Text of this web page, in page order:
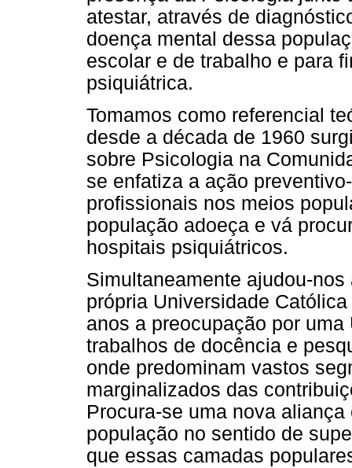
atestar, através de
doença mental dessa
escolar e de trabalho e para
psiquiátrica.
Tomamos como referencial
desde a década de 1960
sobre Psicologia na
se enfatiza a ação
profissionais nos meios
população adoeça e vá
hospitais psiquiátricos.
Simultaneamente ajudou-
própria Universidade
anos a preocupação por
trabalhos de docência e
onde predominam vastos
marginalizados das
Procura-se uma nova
população no sentido de
que essas camadas